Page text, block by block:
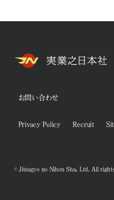
お問い合わせ
Privacy Policy Recruit
© Jitsugyo no Nihon Sha, Ltd. All rights